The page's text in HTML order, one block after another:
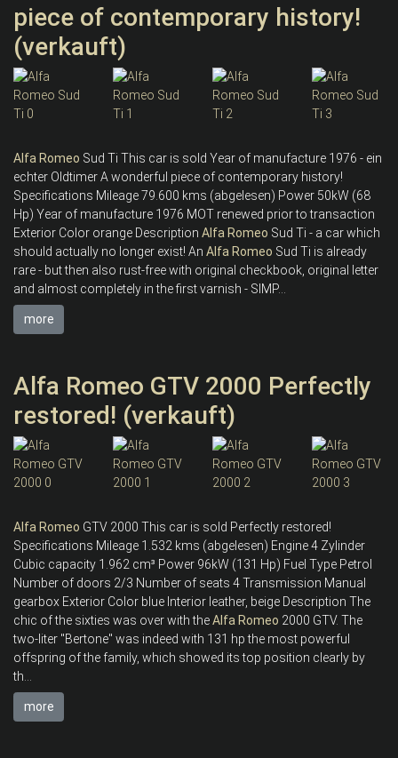
piece of contemporary history!
(verkauft)
Alfa Romeo Sud Ti This car is sold Year of manufacture 1976 - ein
echter Oldtimer A wonderful piece of contemporary history!
Specifications Mileage 79.600 kms (abgelesen) Power 50kW (68
Hp) Year of manufacture 1976 MOT renewed prior to transaction
Exterior Color orange Description Alfa Romeo Sud Ti - a car which
should actually no longer exist! An Alfa Romeo Sud Ti is already
rare - but then also rust-free with original checkbook, original letter
and almost completely in the first varnish - SIMP...
more
Alfa Romeo GTV 2000 Perfectly
restored! (verkauft)
Alfa Romeo GTV 2000 This car is sold Perfectly restored!
Specifications Mileage 1.532 kms (abgelesen) Engine 4 Zylinder
Cubic capacity 1.962 cm³ Power 96kW (131 Hp) Fuel Type Petrol
Number of doors 2/3 Number of seats 4 Transmission Manual
gearbox Exterior Color blue Interior leather, beige Description The
chic of the sixties was over with theAlfa Romeo 2000 GTV. The
two-liter "Bertone" was indeed with 131 hp the most powerful
offspring of the family, which showed its top position clearly by
th...
more